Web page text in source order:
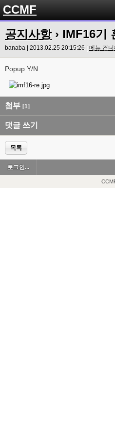
CCMF
공지사항› IMF16기
banaba | 2013.02.25 20:15:26 | 메뉴 건너
Popup Y/N
첨부 [1]
댓글 쓰기
목록
로그인...